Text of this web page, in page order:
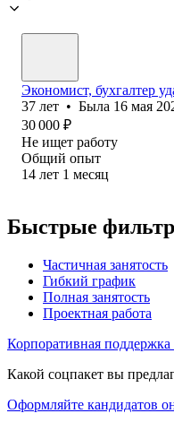
Экономист, бухгалтер
37 лет • Была 16 мая
30 000 ₽
Не ищет работу
Общий опыт
14 лет 1 месяц
Быстрые
Частичная занятость
Гибкий график
Полная занятость
Проектная работа
Корпоративная поддержка
Какой соцпакет вы
Оформляйте кандидатов